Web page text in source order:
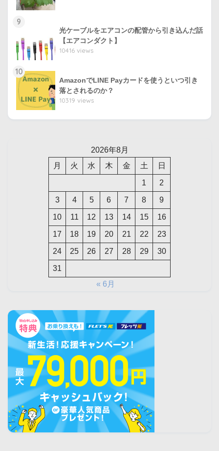
9
光ケーブルをエアコンの配管から引き込んだ話
【エアコンダクト】
10416 views
10
AmazonでLINE Payカードを使うといつ引き
落とされるのか？
10319 views
2026年8月
月
火 水 木 金 土 日
1 2
3 4 5 6 7 8 9
10 11 12 13 14 15 16
17 18 19 20 21 22 23
24 25 26 27 28 29 30
31
« 6月